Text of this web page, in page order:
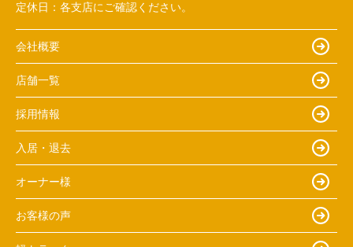
定休日： 各支店にご確認ください。
会社概要
店舗一覧
採用情報
入居・退去
オーナー様
お客様の声